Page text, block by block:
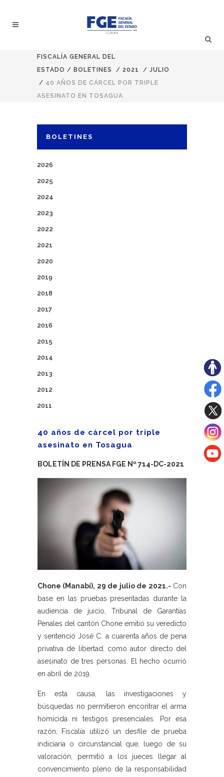
FISCALÍA GENERAL DEL
ESTADO / BOLETINES / 2021 / JULIO
/ 40 AÑOS DE CÁRCEL POR TRIPLE
ASESINATO EN TOSAGUA
BOLETINES
2026
2025
2024
2023
2022
2021
2020
2019
2018
2017
2016
2015
2014
2013
2012
2011
40 años de cárcel por triple
asesinato en Tosagua
BOLETÍN DE PRENSA FGE Nº 714-DC-2021
Chone (Manabí), 29 de julio de 2021.- Con
base en las pruebas presentadas durante la
audiencia de juicio, Tribunal de Garantías
Penales del cantón Chone emitió su veredicto
y sentenció José C. a cuarenta años de pena
privativa de libertad, como autor directo del
asesinato de tres personas. El hecho ocurrió
en abril de 2019.
En esta causa, las investigaciones y
búsquedas no permitieron encontrar el arma
homicida ni testigos presenciales. Por esa
razón, Fiscalía utilizó un desfile de prueba
indiciaria o circunstancial que, luego de su
valoración, permitió a los jueces llegar al
convencimiento pleno de la responsabilidad